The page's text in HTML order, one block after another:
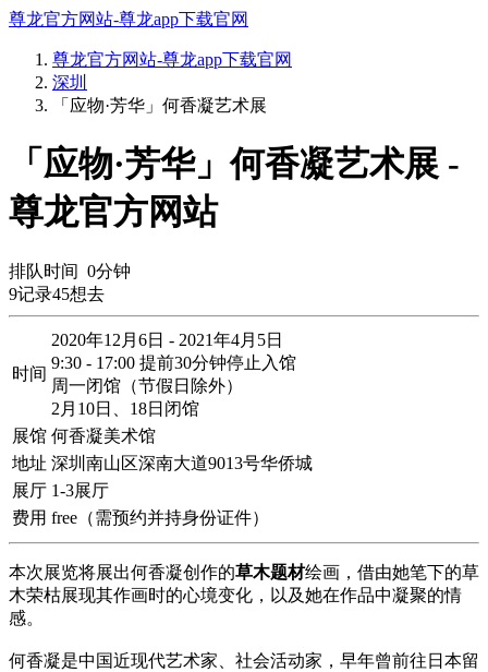
尊龙官方网站-尊龙app下载官网
尊龙官方网站-尊龙app下载官网
深圳
「应物·芳华」何香凝艺术展
「应物·芳华」何香凝艺术展 -
尊龙官方网站
排队时间 0分钟
9记录45想去
时间
2020年12月6日 - 2021年4月5日
9:30 - 17:00 提前30分钟停止入馆
周一闭馆（节假日除外）
2月10日、18日闭馆
展馆 何香凝美术馆
地址 深圳南山区深南大道9013号华侨城
展厅 1-3展厅
费用 free（需预约并持身份证件）
本次展览将展出何香凝创作的草木题材绘画，借由她笔下的草
木荣枯展现其作画时的心境变化，以及她在作品中凝聚的情
感。
何香凝是中国近现代艺术家、社会活动家，早年曾前往日本留